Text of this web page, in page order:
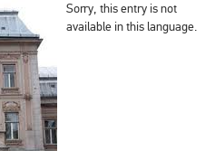
Sorry, this entry is not
available in this language.